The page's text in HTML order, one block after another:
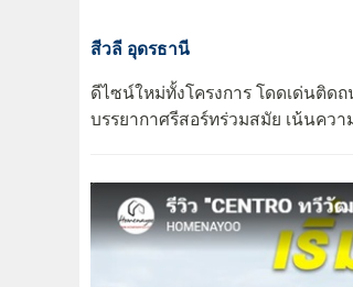
สีวลี อุดรธานี
ดีไซน์ใหม่ทั้งโครงการ โดดเด่นติด
บรรยากาศรีสอร์ทร่วมสมัย เน้นคว